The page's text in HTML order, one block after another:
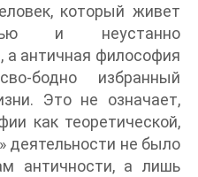
который живет
и неустанно
а античная философия
бодно избранный
Это не означает,
как теоретической,
деятельности не было
античности, а лишь